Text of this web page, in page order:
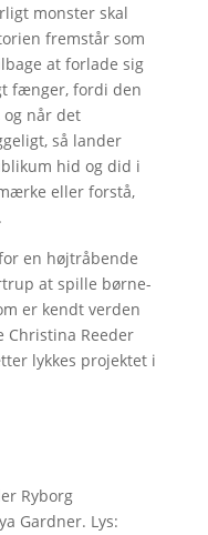
monster skal
fremstår som
at forlade sig
fænger, fordi den
og når det
så lander
hid og did i
eller forstå,
en højtråbende
at spille børne-
er kendt verden
Christina Reeder
lykkes projektet i
Ryborg
Gardner. Lys: